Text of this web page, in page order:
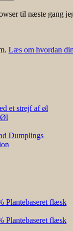
til næste gang
Læs om hvordan
et strejf af øl
Øl
Dumplings
Plantebaseret flæsk
Plantebaseret flæsk